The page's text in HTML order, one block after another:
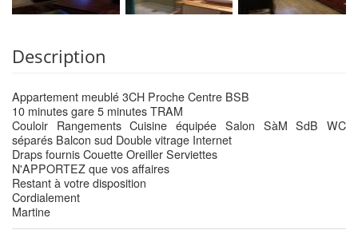
Description
Appartement meublé 3CH Proche Centre BSB
10 minutes gare 5 minutes TRAM
Couloir Rangements Cuisine équipée Salon SàM SdB WC
séparés Balcon sud Double vitrage Internet
Draps fournis Couette Oreiller Serviettes
N'APPORTEZ que vos affaires
Restant à votre disposition
Cordialement
Martine